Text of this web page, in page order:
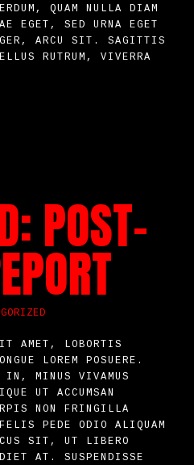
QUAM NULLA DIAM
EGET, SED URNA EGET
ARCU SIT. SAGITTIS
RUTRUM, VIVERRA
POST-
AMET, LOBORTIS
LOREM POSUERE.
IN, MINUS VIVAMUS
UT ACCUMSAN
NON FRINGILLA
PEDE ODIO ALIQUAM
SIT, UT LIBERO
AT. SUSPENDISSE